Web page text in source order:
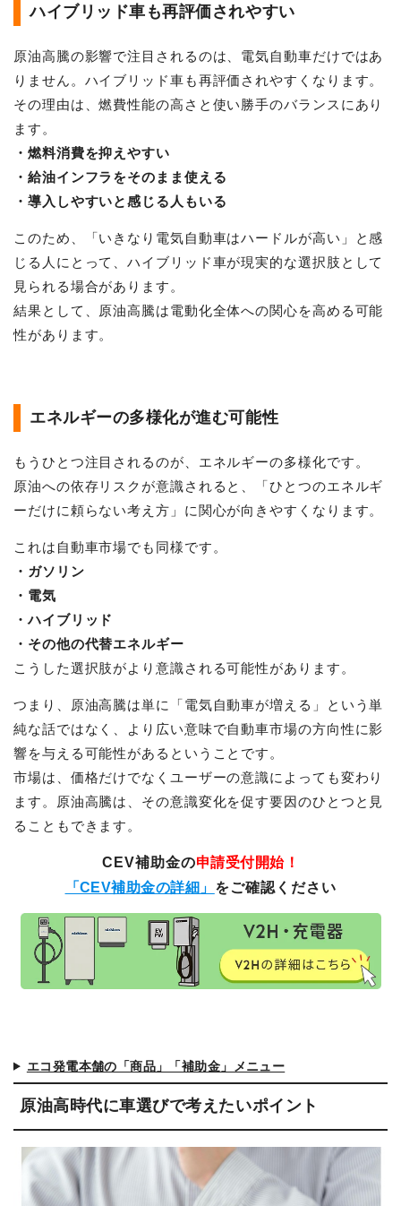
ハイブリッド車も再評価されやすい
原油高騰の影響で注目されるのは、電気自動車だけではあ
りません。ハイブリッド車も再評価されやすくなります。
その理由は、燃費性能の高さと使い勝手のバランスにあり
ます。
・燃料消費を抑えやすい
・給油インフラをそのまま使える
・導入しやすいと感じる人もいる
このため、「いきなり電気自動車はハードルが高い」と感
じる人にとって、ハイブリッド車が現実的な選択肢として
見られる場合があります。
結果として、原油高騰は電動化全体への関心を高める可能
性があります。
エネルギーの多様化が進む可能性
もうひとつ注目されるのが、エネルギーの多様化です。
原油への依存リスクが意識されると、「ひとつのエネルギ
ーだけに頼らない考え方」に関心が向きやすくなります。
これは自動車市場でも同様です。
・ガソリン
・電気
・ハイブリッド
・その他の代替エネルギー
こうした選択肢がより意識される可能性があります。
つまり、原油高騰は単に「電気自動車が増える」という単
純な話ではなく、より広い意味で自動車市場の方向性に影
響を与える可能性があるということです。
市場は、価格だけでなくユーザーの意識によっても変わり
ます。原油高騰は、その意識変化を促す要因のひとつと見
ることもできます。
CEV補助金の申請受付開始！
「CEV補助金の詳細」 をご確認ください
エコ発電本舗の「商品」「補助金」メニュー
原油高時代に車選びで考えたいポイント